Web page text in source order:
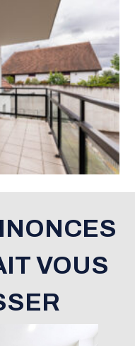
VOUS